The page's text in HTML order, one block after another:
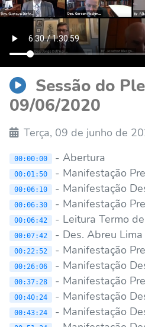
Sessão do
09/06/2020
Terça, 09 de junho de
00:00:00 - Abertura
00:01:50 - Manifestação
00:06:10 - Manifestação
00:06:30 - Manifestação
00:06:42 - Leitura Termo
00:07:42 - Des. Abreu Lima
00:22:52 - Manifestação
00:26:06 - Manifestação
00:37:28 - Manifestação
00:40:24 - Manifestação
00:43:24 - Manifestação